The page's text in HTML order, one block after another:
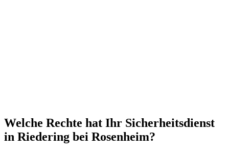
Welche Rechte hat Ihr Sicherheitsdienst
in Riedering bei Rosenheim?